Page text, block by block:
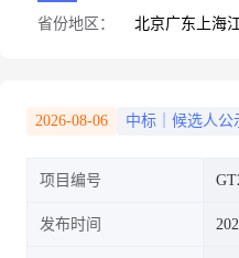
省份地区： 北京广东 上海
2026-08-06 中标｜候选人公
项目编号
发布时间